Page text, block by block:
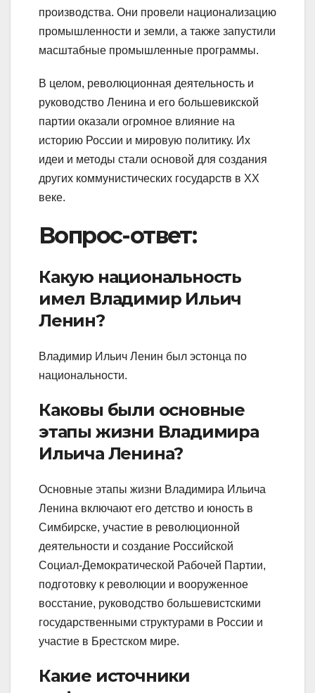
производства. Они провели национализацию
промышленности и земли, а также запустили
масштабные промышленные программы.
В целом, революционная деятельность и
руководство Ленина и его большевикской
партии оказали огромное влияние на
историю России и мировую политику. Их
идеи и методы стали основой для создания
других коммунистических государств в XX
веке.
Вопрос-ответ:
Какую национальность
имел Владимир Ильич
Ленин?
Владимир Ильич Ленин был эстонца по
национальности.
Каковы были основные
этапы жизни Владимира
Ильича Ленина?
Основные этапы жизни Владимира Ильича
Ленина включают его детство и юность в
Симбирске, участие в революционной
деятельности и создание Российской
Социал-Демократической Рабочей Партии,
подготовку к революции и вооруженное
восстание, руководство большевистскими
государственными структурами в России и
участие в Брестском мире.
Какие источники